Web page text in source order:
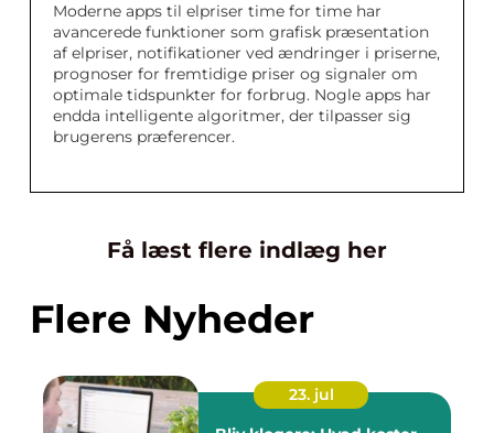
Moderne apps til elpriser time for time har
avancerede funktioner som grafisk præsentation
af elpriser, notifikationer ved ændringer i priserne,
prognoser for fremtidige priser og signaler om
optimale tidspunkter for forbrug. Nogle apps har
endda intelligente algoritmer, der tilpasser sig
brugerens præferencer.
Få læst flere indlæg her
Flere Nyheder
23. jul